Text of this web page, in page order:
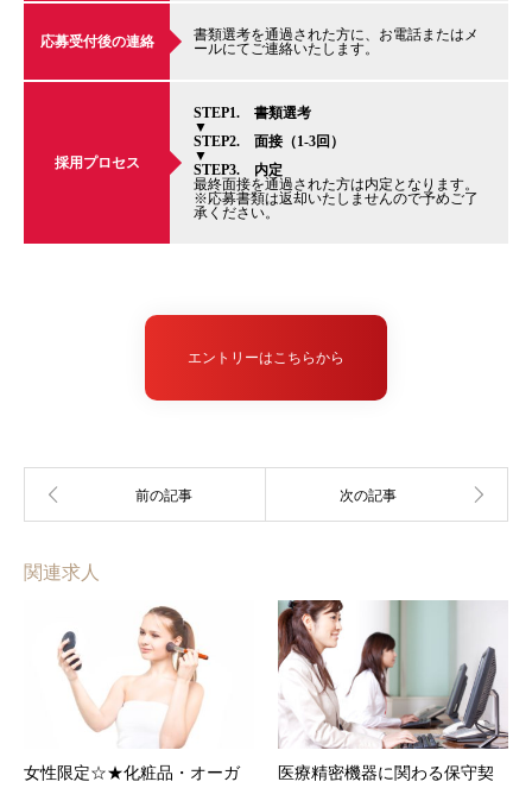
応募受付後の連絡
書類選考を通過された方に、お電話またはメ
ールにてご連絡いたします。
採用プロセス
STEP1. 書類選考
▼
STEP2. 面接（1-3回）
▼
STEP3. 内定
最終面接を通過された方は内定となります。
※応募書類は返却いたしませんので予めご了
承ください。
エントリーはこちらから
関連求人
女性限定☆★化粧品・オーガ
医療精密機器に関わる保守契